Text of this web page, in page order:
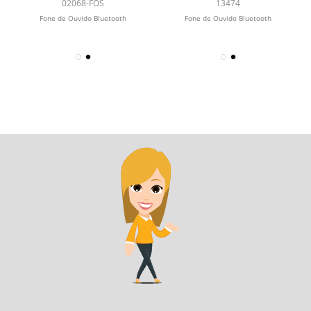
Bluetooth Fosco
02068-FOS
Fone de Ouvido Bluetooth
Bluetooth
13474
Fone de Ouvido Bluetooth